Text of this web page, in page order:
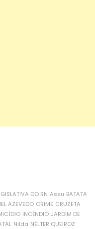
DO RN Assu BATATA
AZEVEDO CRIME CRUZETA
INCÊNDIO JARDIM DE
Nilda NÉLTER QUEIROZ